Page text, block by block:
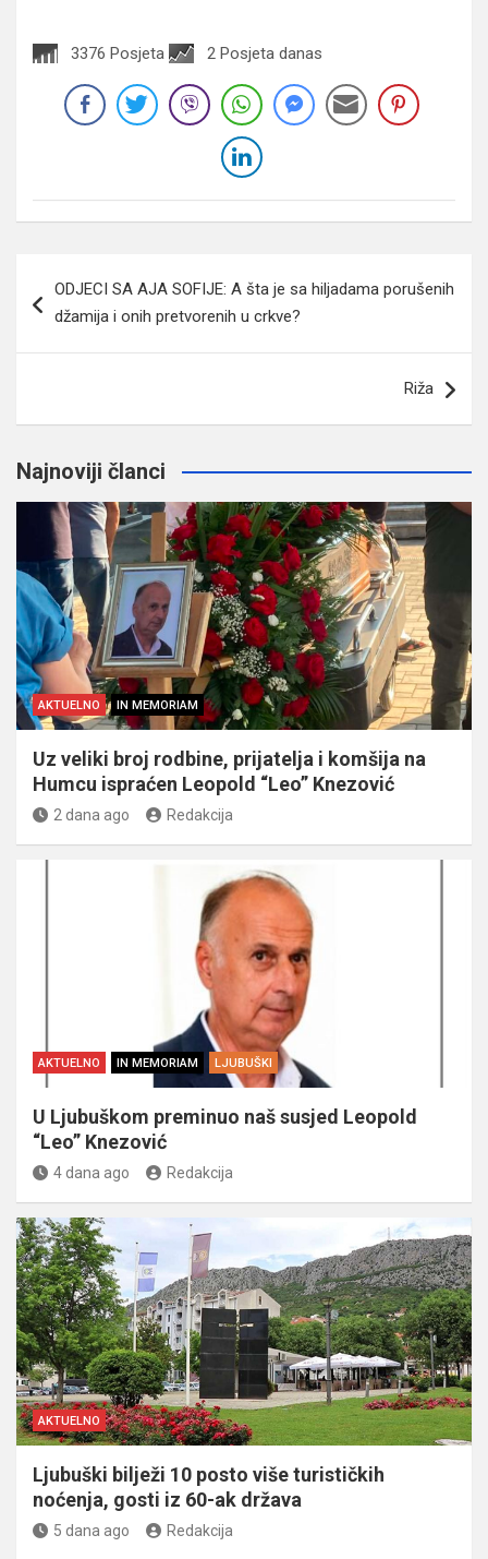
3376 Posjeta 2 Posjeta danas
članaka
ODJECI SA AJA SOFIJE: A šta je sa hiljadama porušenih
džamija i onih pretvorenih u crkve?
Riža
Najnoviji članci
AKTUELNO IN MEMORIAM
Uz veliki broj rodbine, prijatelja i komšija na
Humcu ispraćen Leopold “Leo” Knezović
2 dana ago Redakcija
AKTUELNO IN MEMORIAM LJUBUŠKI
U Ljubuškom preminuo naš susjed Leopold
“Leo” Knezović
4 dana ago Redakcija
AKTUELNO
Ljubuški bilježi 10 posto više turističkih
noćenja, gosti iz 60-ak država
5 dana ago Redakcija